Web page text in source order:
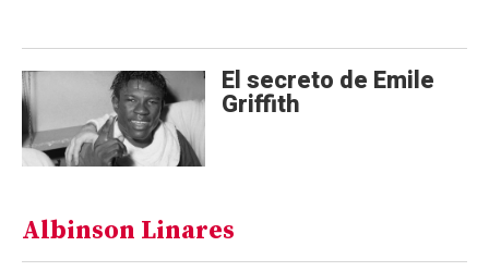
El secreto de Emile
Griffith
Albinson Linares